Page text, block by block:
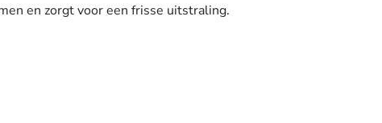
en zorgt voor een frisse uitstraling.